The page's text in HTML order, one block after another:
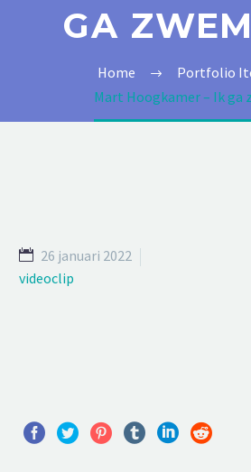
GA
Home
Portfolio
Mart Hoogkamer – Ik ga
26 januari 2022
videoclip